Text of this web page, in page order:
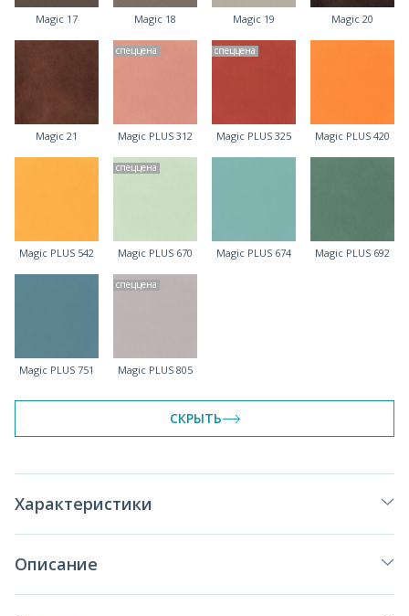
Magic 17 Magic 18 Magic 19 Magic 20
Magic 21
спеццена
Magic PLUS 312
спеццена
Magic PLUS 325 Magic PLUS 420
Magic PLUS 542
спеццена
Magic PLUS 670 Magic PLUS 674 Magic PLUS 692
Magic PLUS 751
спеццена
Magic PLUS 805
СКРЫТЬ
Характеристики
Описание